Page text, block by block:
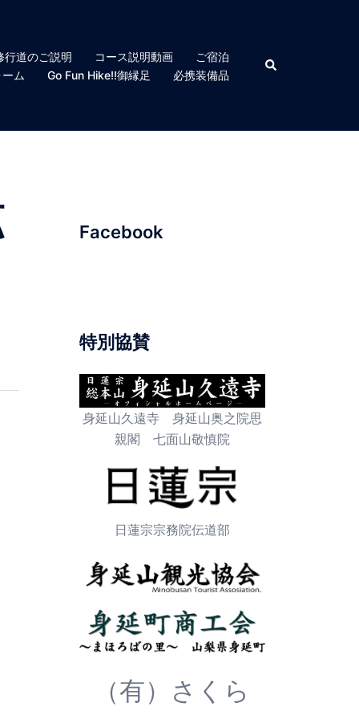
行道のご説明 コース説明動画
ご宿泊
ム
Go Fun Hike!!御縁足 必携装備品
検
索
Facebook
特別協賛
身延山久遠寺 身延山奥之院思
親閣 七面山敬慎院
日蓮宗宗務院伝道部
（有）さくら